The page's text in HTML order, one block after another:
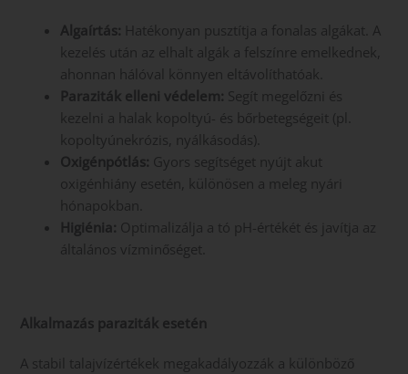
Algaírtás: Hatékonyan pusztítja a fonalas algákat. A
kezelés után az elhalt algák a felszínre emelkednek,
ahonnan hálóval könnyen eltávolíthatóak.
Paraziták elleni védelem: Segít megelőzni és
kezelni a halak kopoltyú- és bőrbetegségeit (pl.
kopoltyúnekrózis, nyálkásodás).
Oxigénpótlás: Gyors segítséget nyújt akut
oxigénhiány esetén, különösen a meleg nyári
hónapokban.
Higiénia: Optimalizálja a tó pH-értékét és javítja az
általános vízminőséget.
Alkalmazás paraziták esetén
A stabil talajvízértékek megakadályozzák a különböző